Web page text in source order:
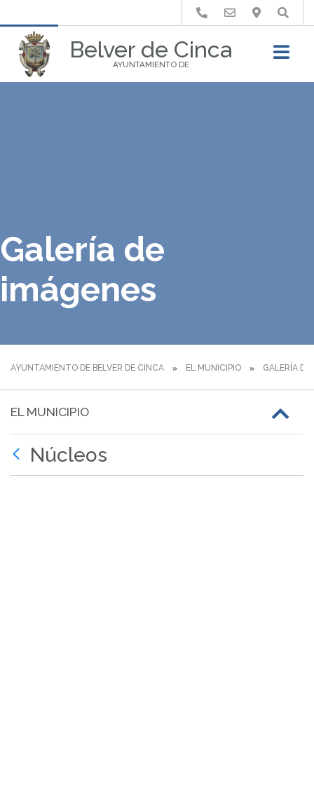
Belver de Cinca
AYUNTAMIENTO DE
Buscar
Galería de
imágenes
AYUNTAMIENTO DE BELVER DE CINCA EL MUNICIPIO GALERÍA DE
EL MUNICIPIO
Núcleos